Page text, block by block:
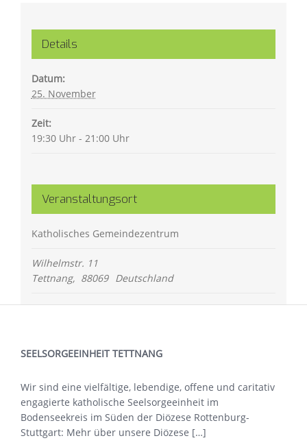
Details
Datum:
25. November
Zeit:
19:30 Uhr - 21:00 Uhr
Veranstaltungsort
Katholisches Gemeindezentrum
Wilhelmstr. 11
Tettnang, 88069 Deutschland
SEELSORGEEINHEIT TETTNANG
Wir sind eine vielfältige, lebendige, offene und caritativ
engagierte katholische Seelsorgeeinheit im
Bodenseekreis im Süden der Diözese Rottenburg-
Stuttgart: Mehr über unsere Diözese […]